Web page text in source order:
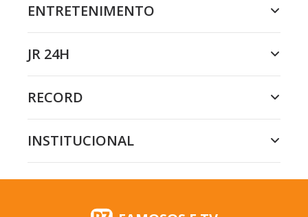
ENTRETENIMENTO
JR 24H
RECORD
INSTITUCIONAL